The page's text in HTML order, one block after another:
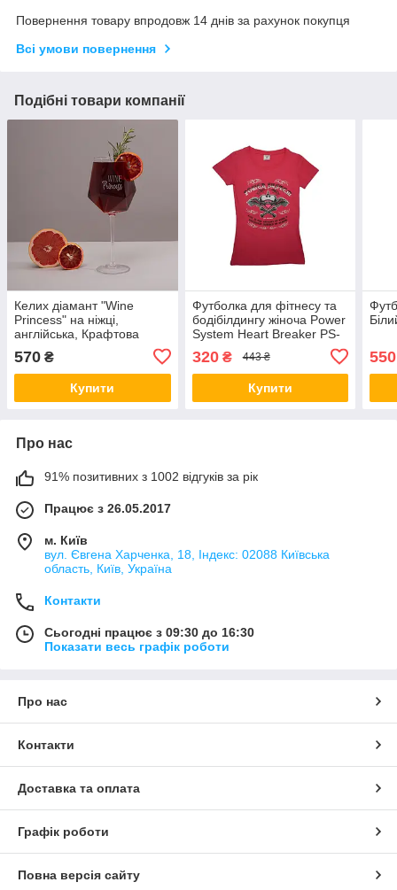
Повернення товару впродовж 14 днів за рахунок покупця
Всі умови повернення
Подібні товари компанії
Келих діамант "Wine
Princess" на ніжці,
англійська, Крафтова
570 ₴
Купити
Футболка для фітнесу та
бодібілдингу жіноча Power
System Heart Breaker PS-
320₴ 443 ₴
Купити
550
Про нас
91% позитивних з 1002 відгуків за рік
Працює з 26.05.2017
м. Київ
вул. Євгена Харченка, 18, Індекс: 02088 Київська
область, Київ, Україна
Контакти
Сьогодні працює з 09:30 до 16:30
Показати весь графік роботи
Про нас
Контакти
Доставка та оплата
Графік роботи
Повна версія сайту